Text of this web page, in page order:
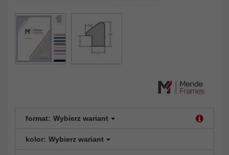
format: Wybierz wariant
kolor: Wybierz wariant